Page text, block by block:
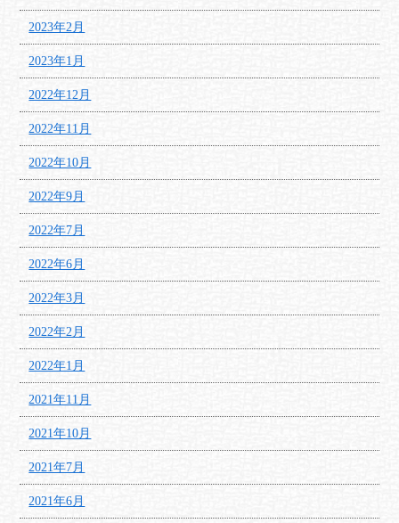
2023年2月
2023年1月
2022年12月
2022年11月
2022年10月
2022年9月
2022年7月
2022年6月
2022年3月
2022年2月
2022年1月
2021年11月
2021年10月
2021年7月
2021年6月